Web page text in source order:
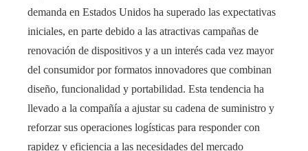
demanda en Estados Unidos ha superado las expectativas
iniciales, en parte debido a las atractivas campañas de
renovación de dispositivos y a un interés cada vez mayor
del consumidor por formatos innovadores que combinan
diseño, funcionalidad y portabilidad. Esta tendencia ha
llevado a la compañía a ajustar su cadena de suministro y
reforzar sus operaciones logísticas para responder con
rapidez y eficiencia a las necesidades del mercado